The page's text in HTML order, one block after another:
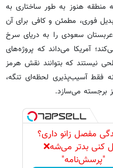
منطقه هنوز به ‌طور ساختاری به
فوری، مطمئن و کافی برای آن
که عربستان سعودی را به دریای سرخ
آمریکا می‌داند که پروژه‌های
نیستند که بتوانند نقش هرمز
فقط آسیب‌پذیری لحظه‌ای تنگه،
برجسته می‌سازد.
مفصل زانو داری؟
کنی بدتر می‌شه❌
"پرسش‌نامه"